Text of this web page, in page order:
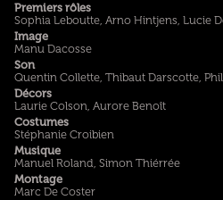
Premiers rôles
Sophia Leboutte, Arno Hintjens, Lucie
Image
Manu Dacosse
Son
Quentin Collette, Thibaut Darscotte,
Décors
Laurie Colson, Aurore Benoît
Costumes
Stéphanie Croibien
Musique
Manuel Roland, Simon Thiérrée
Montage
Marc De Coster